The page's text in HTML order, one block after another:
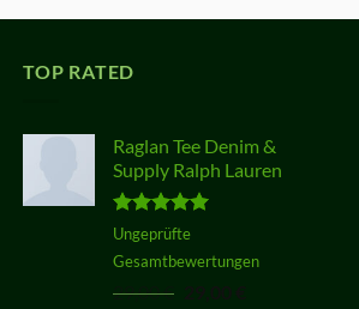
TOP RATED
Raglan Tee Denim &
Supply Ralph Lauren
Bewertet
mit 5.00
von 5
Ungeprüfte
Gesamtbewertungen
29,00€